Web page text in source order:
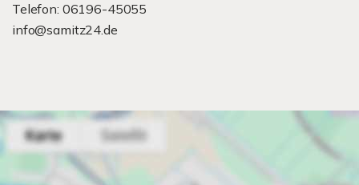
Telefon: 06196-45055
info@samitz24.de